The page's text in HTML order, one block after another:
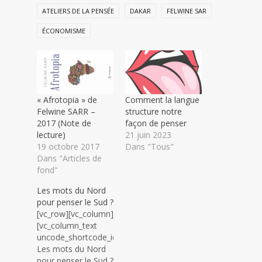
ATELIERS DE LA PENSÉE DAKAR FELWINE SAR
ÉCONOMISME
« Afrotopia » de
Felwine SARR –
2017 (Note de
lecture)
19 octobre 2017
Dans "Articles de
fond"
Comment la langue
structure notre
façon de penser
21 juin 2023
Dans "Tous"
Les mots du Nord
pour penser le Sud ?
[vc_row][vc_column]
[vc_column_text
uncode_shortcode_id="866792"]
Les mots du Nord